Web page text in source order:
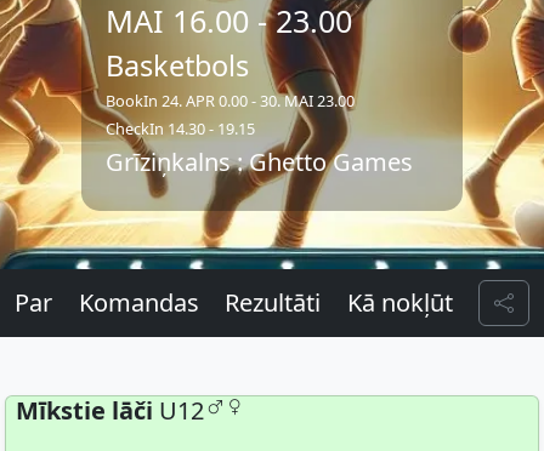
MAI 16.00 - 23.00
Basketbols
BookIn 24. APR 0.00 - 30. MAI 23.00
CheckIn 14.30 - 19.15
Grīziņkalns : Ghetto Games
Par Komandas Rezultāti Kā nokļūt
Mīkstie lāči U12